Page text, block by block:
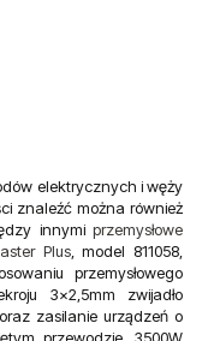
elektrycznych i węży
znaleźć można również
innymi przemysłowe
Plus, model 811058,
przemysłowego
3x2,5mm zwijadło
zasilanie urządzeń o